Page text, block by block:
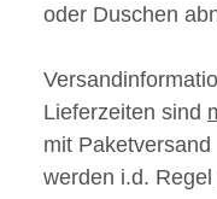
oder Duschen
Lieferzeiten sind
mit Paketversand
werden i.d. Regel